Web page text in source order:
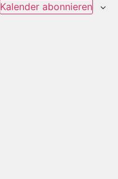
Kalender abonnieren